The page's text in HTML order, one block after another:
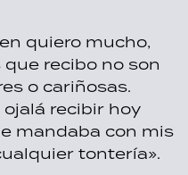
quiero mucho,
recibo no son
o cariñosas.
recibir hoy
mandaba con mis
tontería».